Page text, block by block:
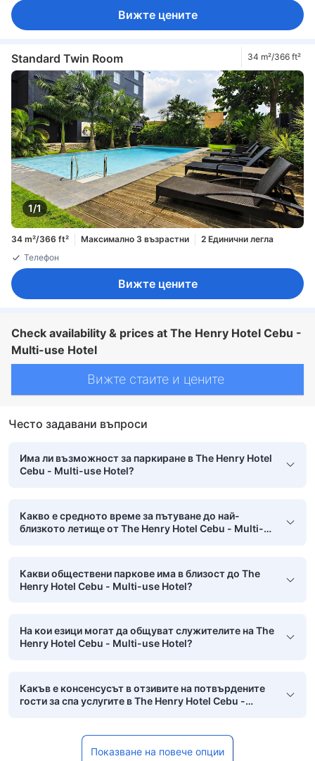
Вижте цените
Standard Twin Room 34 m²/366 ft²
1/1
34 m²/366 ft² Максимално 3 възрастни
2 Единични легла
Телефон
Вижте цените
Check availability & prices at The Henry Hotel Cebu -
Multi-use Hotel
Вижте стаите и цените
Често задавани въпроси
Има ли възможност за паркиране в The Henry Hotel
Cebu - Multi-use Hotel?
Какво е средното време за пътуване до най-
близкото летище от The Henry Hotel Cebu - Multi-
Какви обществени паркове има в близост до The
Henry Hotel Cebu - Multi-use Hotel?
На кои езици могат да общуват служителите на The
Henry Hotel Cebu - Multi-use Hotel?
Какъв е консенсусът в отзивите на потвърдените
гости за спа услугите в The Henry Hotel Cebu -
Показване на повече опции